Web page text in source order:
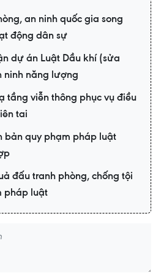
an ninh quốc gia song
động dân sự
dự án Luật Dầu khí (sửa
ninh năng lượng
tầng viễn thông phục vụ điều
tai
bản quy phạm pháp luật
đấu tranh phòng, chống tội
pháp luật